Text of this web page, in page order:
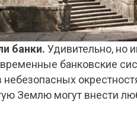
банки. Удивительно, но
банковские
небезопасных
Землю могут внести